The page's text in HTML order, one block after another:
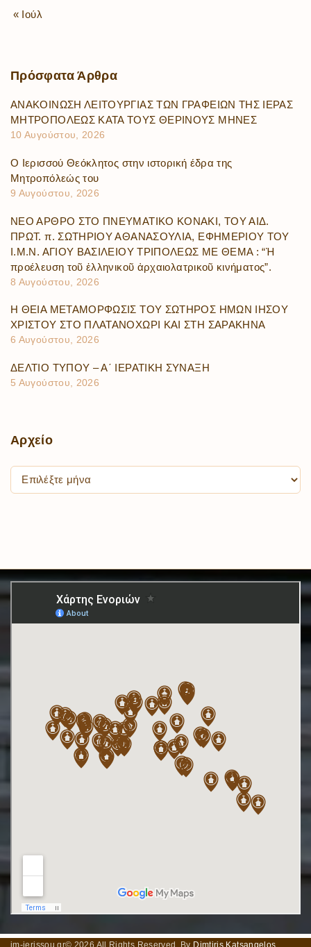
« Ιούλ
Πρόσφατα Άρθρα
ΑΝΑΚΟΙΝΩΣΗ ΛΕΙΤΟΥΡΓΙΑΣ ΤΩΝ ΓΡΑΦΕΙΩΝ ΤΗΣ ΙΕΡΑΣ
ΜΗΤΡΟΠΟΛΕΩΣ ΚΑΤΑ ΤΟΥΣ ΘΕΡΙΝΟΥΣ ΜΗΝΕΣ
10 Αυγούστου, 2026
Ο Ιερισσού Θεόκλητος στην ιστορική έδρα της
Μητροπόλεώς του
9 Αυγούστου, 2026
ΝΕΟ ΑΡΘΡΟ ΣΤΟ ΠΝΕΥΜΑΤΙΚΟ ΚΟΝΑΚΙ, ΤΟΥ ΑΙΔ.
ΠΡΩΤ. π. ΣΩΤΗΡΙΟΥ ΑΘΑΝΑΣΟΥΛΙΑ, ΕΦΗΜΕΡΙΟΥ ΤΟΥ
Ι.Μ.Ν. ΑΓΙΟΥ ΒΑΣΙΛΕΙΟΥ ΤΡΙΠΟΛΕΩΣ ΜΕ ΘΕΜΑ : “Ἡ
προέλευση τοῦ ἑλληνικοῦ ἀρχαιολατρικοῦ κινήματος”.
8 Αυγούστου, 2026
Η ΘΕΙΑ ΜΕΤΑΜΟΡΦΩΣΙΣ ΤΟΥ ΣΩΤΗΡΟΣ ΗΜΩΝ ΙΗΣΟΥ
ΧΡΙΣΤΟΥ ΣΤΟ ΠΛΑΤΑΝΟΧΩΡΙ ΚΑΙ ΣΤΗ ΣΑΡΑΚΗΝΑ
6 Αυγούστου, 2026
ΔΕΛΤΙΟ ΤΥΠΟΥ – Α΄ ΙΕΡΑΤΙΚΗ ΣΥΝΑΞΗ
5 Αυγούστου, 2026
Αρχείο
im-ierissou.gr© 2026 All Rights Reserved. By Dimtiris Katsangelos